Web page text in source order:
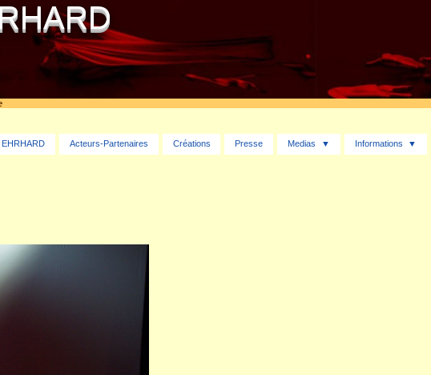
EHRHARD Acteurs-Partenaires Créations Presse Medias Informations